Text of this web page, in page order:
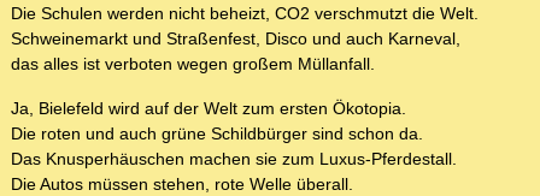
Die Schulen werden nicht beheizt, CO2 verschmutzt die Welt.
Schweinemarkt und Straßenfest, Disco und auch Karneval,
das alles ist verboten wegen großem Müllanfall.
Ja, Bielefeld wird auf der Welt zum ersten Ökotopia.
Die roten und auch grüne Schildbürger sind schon da.
Das Knusperhäuschen machen sie zum Luxus-Pferdestall.
Die Autos müssen stehen, rote Welle überall.